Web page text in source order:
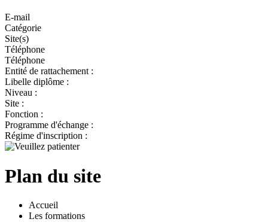
E-mail
Catégorie
Site(s)
Téléphone
Téléphone
Entité de rattachement :
Libelle diplôme :
Niveau :
Site :
Fonction :
Programme d'échange :
Régime d'inscription :
Plan du site
Accueil
Les formations